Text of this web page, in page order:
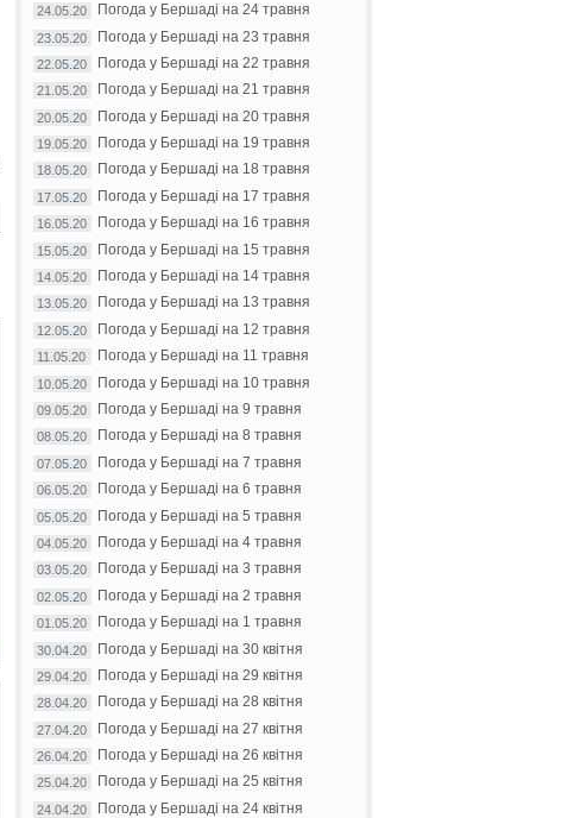
24.05.20 Погода у Бершаді на 24 травня
23.05.20 Погода у Бершаді на 23 травня
22.05.20 Погода у Бершаді на 22 травня
21.05.20 Погода у Бершаді на 21 травня
20.05.20 Погода у Бершаді на 20 травня
19.05.20 Погода у Бершаді на 19 травня
18.05.20 Погода у Бершаді на 18 травня
17.05.20 Погода у Бершаді на 17 травня
16.05.20 Погода у Бершаді на 16 травня
15.05.20 Погода у Бершаді на 15 травня
14.05.20 Погода у Бершаді на 14 травня
13.05.20 Погода у Бершаді на 13 травня
12.05.20 Погода у Бершаді на 12 травня
11.05.20 Погода у Бершаді на 11 травня
10.05.20 Погода у Бершаді на 10 травня
09.05.20 Погода у Бершаді на 9 травня
08.05.20 Погода у Бершаді на 8 травня
07.05.20 Погода у Бершаді на 7 травня
06.05.20 Погода у Бершаді на 6 травня
05.05.20 Погода у Бершаді на 5 травня
04.05.20 Погода у Бершаді на 4 травня
03.05.20 Погода у Бершаді на 3 травня
02.05.20 Погода у Бершаді на 2 травня
01.05.20 Погода у Бершаді на 1 травня
30.04.20 Погода у Бершаді на 30 квітня
29.04.20 Погода у Бершаді на 29 квітня
28.04.20 Погода у Бершаді на 28 квітня
27.04.20 Погода у Бершаді на 27 квітня
26.04.20 Погода у Бершаді на 26 квітня
25.04.20 Погода у Бершаді на 25 квітня
24.04.20 Погода у Бершаді на 24 квітня